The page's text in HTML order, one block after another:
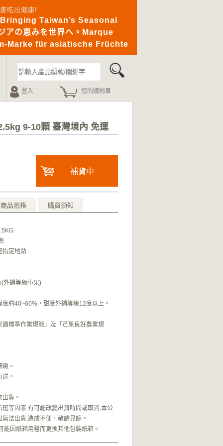
慮吃出健康!
Taiwan’s Seasonal
アの恵みを世界へ。Marque
Marke für asiatische Früchte
您的購物車
登入
9-10顆 臺灣境內 免運
補貨中
商品規格 購買須知
指定地點
外銷等級小果)
約40~60%，甜度外銷等級12度以上。
標準作業規範」及「芒果良好農業規
。
。
貨。
等因素,有可能改變出貨時間或取消,本公
法出貨,造成不便，敬請見諒。
因紙箱用罄而更換其他包裝紙箱。